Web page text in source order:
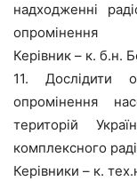
надходженні
опромінення
Керівник – к. б.н.
11. Дослідити
опромінення
територій
комплексного
Керівники – к.